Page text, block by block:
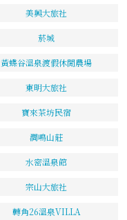
美興大旅社
菸城
黃蝶谷溫泉渡假休閒農場
東明大旅社
寶來茶坊民宿
澗鳴山莊
水密溫泉館
宗山大旅社
轉角26溫泉VILLA